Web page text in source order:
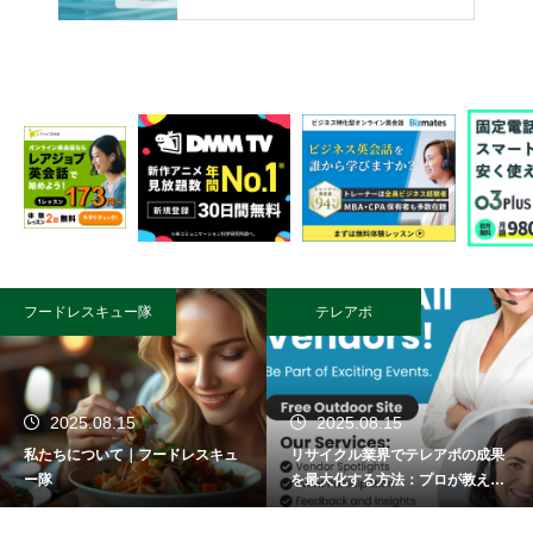
フードレスキュー隊
2025.08.15
私たちについて｜フードレスキュ
ー隊
テレアポ
2025.08.15
リサイクル業界でテレアポの成果
を最大化する方法：プロが教える
成功術